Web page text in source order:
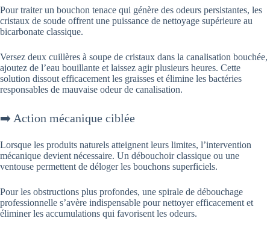
Pour traiter un bouchon tenace qui génère des odeurs persistantes, les
cristaux de soude offrent une puissance de nettoyage supérieure au
bicarbonate classique.
Versez deux cuillères à soupe de cristaux dans la canalisation bouchée,
ajoutez de l’eau bouillante et laissez agir plusieurs heures. Cette
solution dissout efficacement les graisses et élimine les bactéries
responsables de mauvaise odeur de canalisation.
➡️ Action mécanique ciblée
Lorsque les produits naturels atteignent leurs limites, l’intervention
mécanique devient nécessaire. Un débouchoir classique ou une
ventouse permettent de déloger les bouchons superficiels.
Pour les obstructions plus profondes, une spirale de débouchage
professionnelle s’avère indispensable pour nettoyer efficacement et
éliminer les accumulations qui favorisent les odeurs.